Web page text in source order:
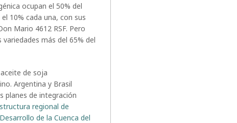
ocupan el 50% del
10% cada una, con sus
Mario 4612 RSF. Pero
más del 65% del
de soja
Argentina y Brasil
planes de integración
regional de
de la Cuenca del